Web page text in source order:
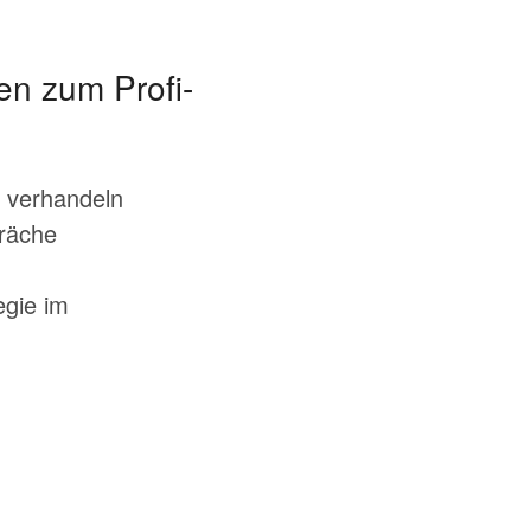
zum Profi-
im